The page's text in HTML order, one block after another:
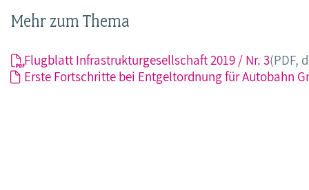
Mehr zum Thema
Flugblatt Infrastrukturgesellschaft 2019 / Nr. 3(PDF,
Erste Fortschritte bei Entgeltordnung für Autobahn